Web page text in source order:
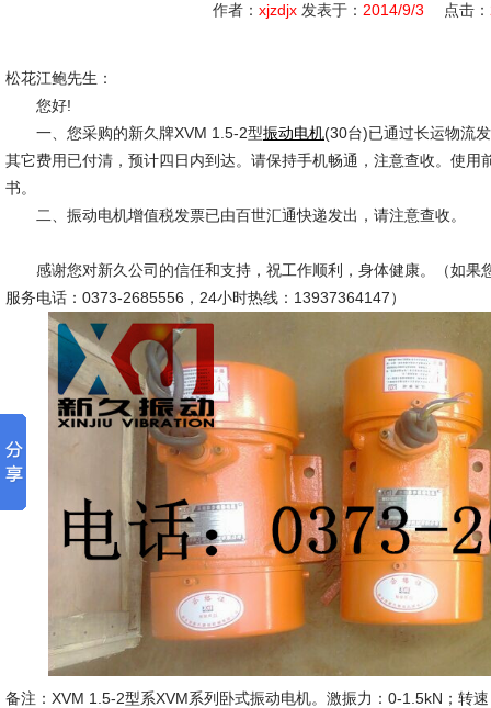
作者： xjzdjx发表于： 2014/9/3 点击：
松花江鲍先生：
您好!
一、您采购的新久牌XVM 1.5-2型振动电机(30台)已通过长运物流
其它费用已付清，预计四日内到达。请保持手机畅通，注意查收。使用
书。
二、振动电机增值税发票已由百世汇通快递发出，请注意查收。
感谢您对新久公司的信任和支持，祝工作顺利，身体健康。（如果
服务电话：0373-2685556，24小时热线：13937364147）
备注：XVM 1.5-2型系XVM系列卧式振动电机。激振力：0-1.5kN；转